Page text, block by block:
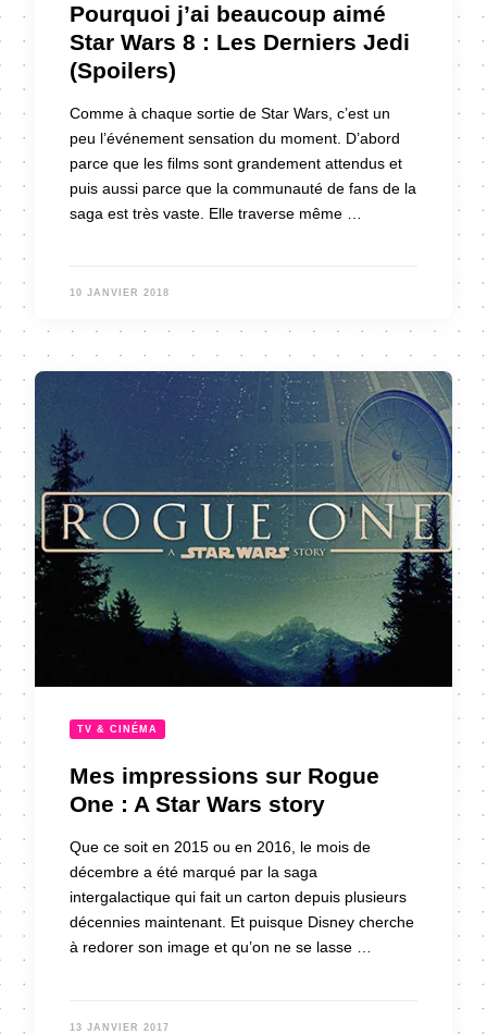
Pourquoi j’ai beaucoup aimé
Star Wars 8 : Les Derniers Jedi
(Spoilers)
Comme à chaque sortie de Star Wars, c’est un
peu l’événement sensation du moment. D’abord
parce que les films sont grandement attendus et
puis aussi parce que la communauté de fans de la
saga est très vaste. Elle traverse même …
10 JANVIER 2018
TV & CINÉMA
Mes impressions sur Rogue
One : A Star Wars story
Que ce soit en 2015 ou en 2016, le mois de
décembre a été marqué par la saga
intergalactique qui fait un carton depuis plusieurs
décennies maintenant. Et puisque Disney cherche
à redorer son image et qu’on ne se lasse …
13 JANVIER 2017